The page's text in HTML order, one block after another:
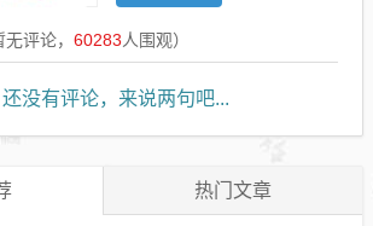
无评论， 60283人围观）
没有评论，来说两句吧...
热门文章